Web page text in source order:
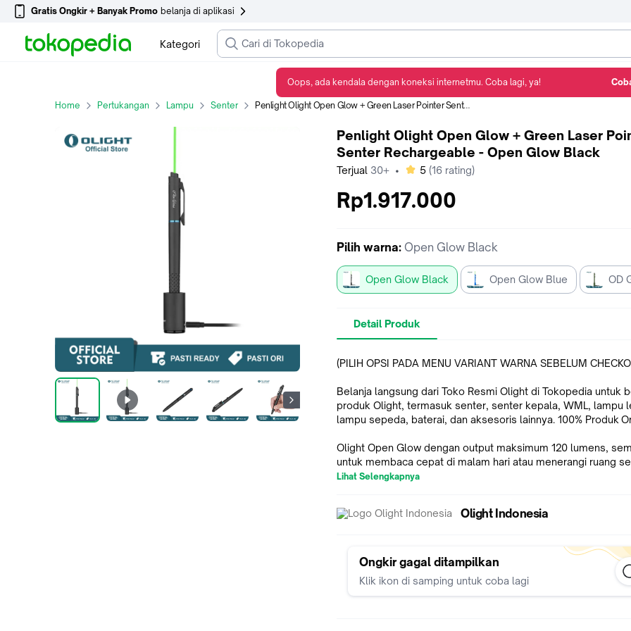
Gratis Ongkir + Banyak Promo belanja di aplikasi
Kategori
Home Pertukangan Lampu Senter Penlight Olight Open Glow + Green Laser Pointer Senter Rechargeable - Open Glow Black
Penlight Olight Open Glow + Green Laser
Senter Rechargeable - Open Glow Black
Terjual 30+ • bintang
5 (16 rating)
Rp1.917.000
Pilih warna: Open Glow Black
Open Glow Black Open Glow Blue OD
Detail Produk
(PILIH OPSI PADA MENU VARIANT WARNA SEBELUM
Belanja langsung dari Toko Resmi Olight di Tokopedia untuk
produk Olight, termasuk senter, senter kepala, WML, lampu
lampu sepeda, baterai, dan aksesoris lainnya. 100% Produk
Olight Open Glow dengan output maksimum 120 lumens,
untuk membaca cepat di malam hari atau menerangi ruang
pekerjaan anda. Desain bolt action tipe L dengan sakelar
mengisi daya dengan cepat hanya dengan memasukkan pena
sangat rendah sebesar 0,2 lumen untuk pencahayaan yang
terkontrol. Output laser hijau sangat cocok untuk menunjuk
spesifik dalam presentasi atau di ruang kerja yang gelap.
Lihat Selengkapnya
Olight Indonesia
Ongkir gagal ditampilkan
Klik ikon di samping untuk coba lagi
Oops, ada kendala dengan koneksi internetmu. Coba lagi, ya!